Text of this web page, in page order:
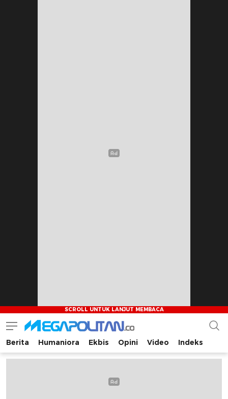
Megapolitan.co
Menyajikan berita-berita fakta bagi pembaca
Berita Humaniora Ekbis Opini Video Indeks